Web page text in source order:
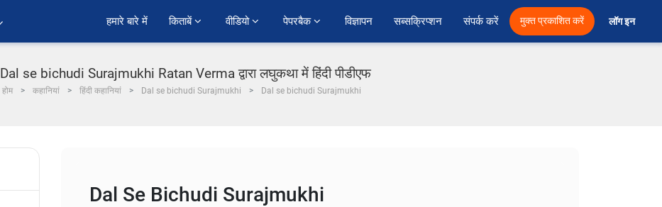
हमारे बारे में किताबें वीडियो पेपरबैक विज्ञापन सब्सक्रिप्शन संपर्क करें मुक्त प्रकाशित करें लॉग इन
Dal se bichudi Surajmukhi Ratan Verma द्वारा लघुकथा में हिंदी पीडीएफ
होम कहानियां हिंदी कहानियां Dal se bichudi Surajmukhi Dal se bichudi Surajmukhi
Dal Se Bichudi Surajmukhi